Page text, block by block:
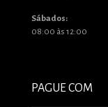
Sábados:
08:00 às 12:00
PAGUE COM